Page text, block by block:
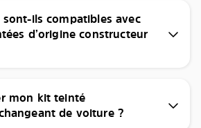
sont-ils compatibles avec
d’origine constructeur
mon kit teinté
de voiture ?